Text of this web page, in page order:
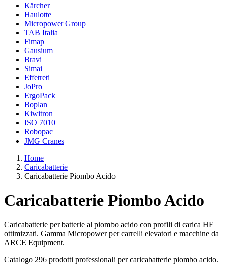
Kärcher
Haulotte
Micropower Group
TAB Italia
Fimap
Gausium
Bravi
Simai
Effetreti
JoPro
ErgoPack
Boplan
Kiwitron
ISO 7010
Robopac
JMG Cranes
Home
Caricabatterie
Caricabatterie Piombo Acido
Caricabatterie Piombo Acido
Caricabatterie per batterie al piombo acido con profili di carica HF
ottimizzati. Gamma Micropower per carrelli elevatori e macchine da
ARCE Equipment.
Catalogo 296 prodotti professionali per caricabatterie piombo acido.